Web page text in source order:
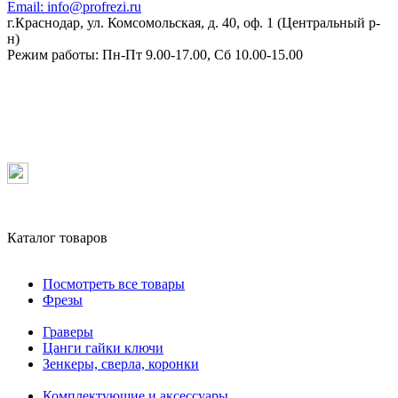
Email: info@profrezi.ru
г.Краснодар, ул. Комсомольская, д. 40, оф. 1 (Центральный р-
н)
Режим работы: Пн-Пт 9.00-17.00, Сб 10.00-15.00
Каталог товаров
Посмотреть все товары
Фрезы
Граверы
Цанги гайки ключи
Зенкеры, сверла, коронки